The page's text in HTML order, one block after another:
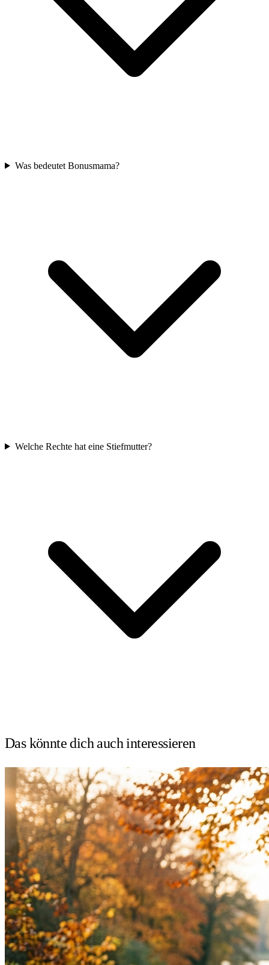
Was bedeutet Bonusmama?
Welche Rechte hat eine Stiefmutter?
Das könnte dich auchinteressieren